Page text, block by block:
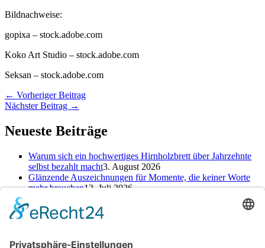
Bildnachweise:
gopixa – stock.adobe.com
Koko Art Studio – stock.adobe.com
Seksan – stock.adobe.com
← Vorheriger Beitrag
Nächster Beitrag →
Neueste Beiträge
Warum sich ein hochwertiges Hirnholzbrett über Jahrzehnte
selbst bezahlt macht3. August 2026
Glänzende Auszeichnungen für Momente, die keiner Worte
mehr brauchen13. Juli 2026
starten25. Juni 2026